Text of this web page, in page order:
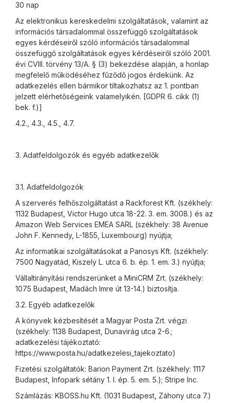
30 nap
Az elektronikus kereskedelmi szolgáltatások, valamint az
információs társadalommal összefüggő szolgáltatások
egyes kérdéseiről szóló információs társadalommal
összefüggő szolgáltatások egyes kérdéseiről szóló 2001.
évi CVIII. törvény 13/A. § (3) bekezdése alapján, a honlap
megfelelő működéséhez fűződő jogos érdekünk. Az
adatkezelés ellen bármikor tiltakozhatsz az 1. pontban
jelzett elérhetőségeink valamelyikén. [GDPR 6. cikk (1)
bek. f.)]
4.2., 4.3., 4.5., 4.7.
3. Adatfeldolgozók és egyéb adatkezelők
3.1. Adatfeldolgozók
A szerverés felhőszolgáltatást a Rackforest Kft. (székhely:
1132 Budapest, Victor Hugo utca 18-22. 3. em. 3008.) és az
Amazon Web Services EMEA SARL (székhely: 38 Avenue
John F. Kennedy, L-1855, Luxembourg) nyújtja;
Az informatikai szolgáltatásokat a Panosys Kft. (székhely:
7500 Nagyatád, Kiszely L. utca 6. b. ép. 1. em. 3.) nyújtja;
Vállaltirányítási rendszerünket a MiniCRM Zrt. (székhely:
1075 Budapest, Madách Imre út 13-14.) biztosítja.
3.2. Egyéb adatkezelők
A könyvek kézbesítését a Magyar Posta Zrt. végzi
(székhely: 1138 Budapest, Dunavirág utca 2-6.;
adatkezelési tájékoztató:
https://www.posta.hu/adatkezelesi_tajekoztato)
Fizetési szolgáltatók: Barion Payment Zrt. (székhely: 1117
Budapest, Infopark sétány 1. I. ép. 5. em. 5.); Stripe Inc.
Számlázás: KBOSS.hu Kft. (1031 Budapest, Záhony utca 7.)